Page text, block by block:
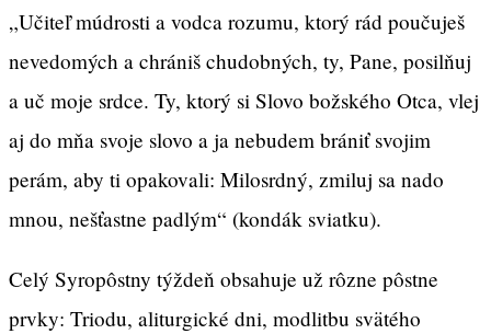
„Učiteľ múdrosti a vodca rozumu, ktorý rád poučuješ
nevedomých a chrániš chudobných, ty, Pane, posilňuj
a uč moje srdce. Ty, ktorý si Slovo božského Otca, vlej
aj do mňa svoje slovo a ja nebudem brániť svojim
perám, aby ti opakovali: Milosrdný, zmiluj sa nado
mnou, nešťastne padlým“ (kondák sviatku).
Celý Syropôstny týždeň obsahuje už rôzne pôstne
prvky: Triodu, aliturgické dni, modlitbu svätého